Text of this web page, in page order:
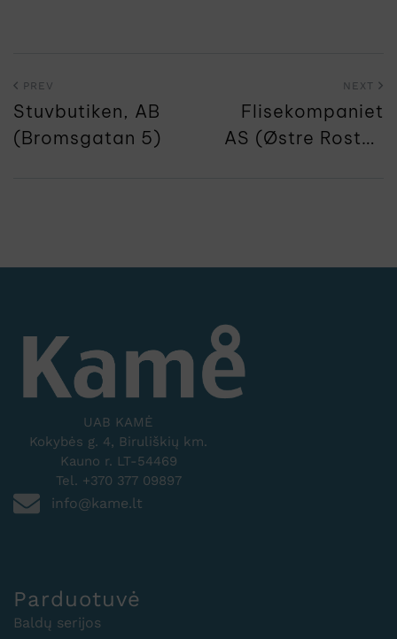
PREV
Stuvbutiken, AB
(Bromsgatan 5)
NEXT
Flisekompaniet
AS (Østre Rosten
UAB KAMĖ
Kokybės g. 4, Biruliškių km.
Kauno r. LT-54469
Tel. +370 377 09897
info@kame.lt
Parduotuvė
Baldų serijos